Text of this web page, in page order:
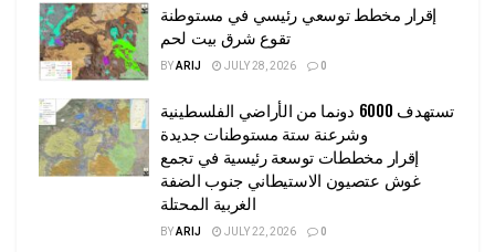
إقرار مخطط توسعي رئيسي في مستوطنة
تقوع شرق بيت لحم
BYARIJ JULY 28, 2026 0
تستهدف 6000 دونما من الأراضي الفلسطينية
وشرعنة ستة مستوطنات جديدة
إقرار مخططات توسعة رئيسية في تجمع
غوش عتصيون الاستيطاني جنوب الضفة
الغربية المحتلة
BYARIJ JULY 22, 2026 0